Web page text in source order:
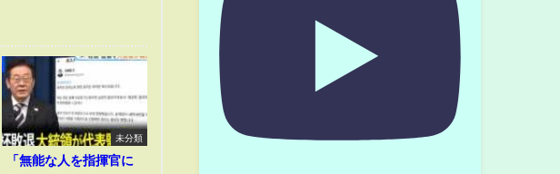
未分類
「無能な人を指揮官に